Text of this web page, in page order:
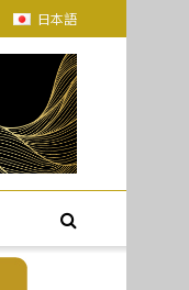
日本語